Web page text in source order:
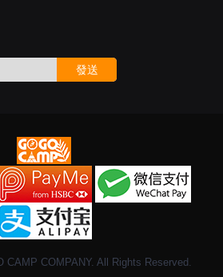
發送
CAMP COMPANY. All Rights Reserved.